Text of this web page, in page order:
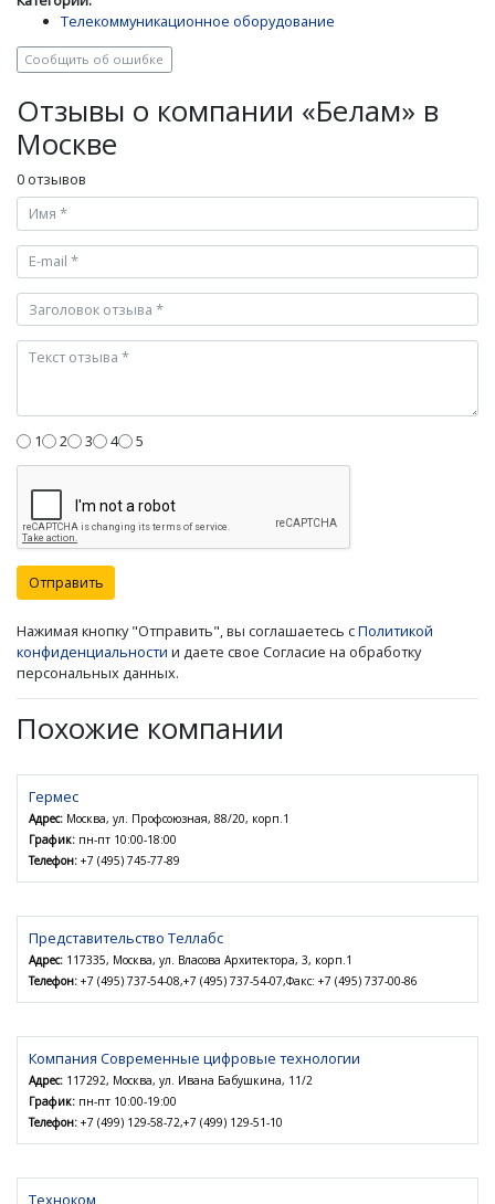
Телекоммуникационное оборудование
Сообщить об ошибке
Отзывы о компании «Белам» в
Москве
0 отзывов
1 2 3 4 5
Отправить
Нажимая кнопку "Отправить", вы соглашаетесь сПолитикой
конфиденциальности и даете свое Согласие на обработку
персональных данных.
Похожие компании
Гермес
Адрес: Москва, ул. Профсоюзная, 88/20, корп.1
График: пн-пт 10:00-18:00
Телефон: +7 (495) 745-77-89
Представительство Теллабс
Адрес: 117335, Москва, ул. Власова Архитектора, 3, корп.1
Телефон: +7 (495) 737-54-08,+7 (495) 737-54-07,Факс: +7 (495) 737-00-86
Компания Современные цифровые технологии
Адрес: 117292, Москва, ул. Ивана Бабушкина, 11/2
График: пн-пт 10:00-19:00
Телефон: +7 (499) 129-58-72,+7 (499) 129-51-10
Техноком